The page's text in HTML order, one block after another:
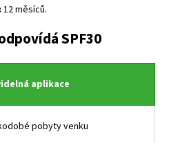
12 měsíců.
SPF30
aplikace
pobyty venku